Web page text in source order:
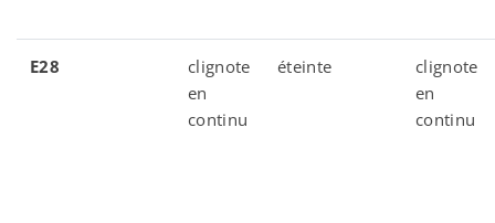
E28
clignote
en
continu
éteinte
clignote
en
continu